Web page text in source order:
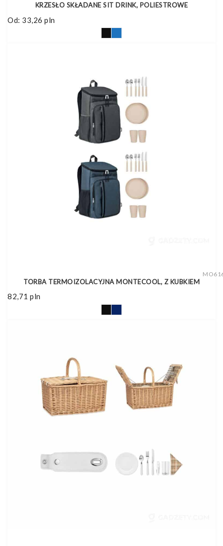
KRZESŁO SKŁADANE SIT DRINK, POLIESTROWE
Od: 33,26 pln
TORBA TERMOIZOLACYJNA MONTECOOL, Z KUBKIEM
82,71 pln